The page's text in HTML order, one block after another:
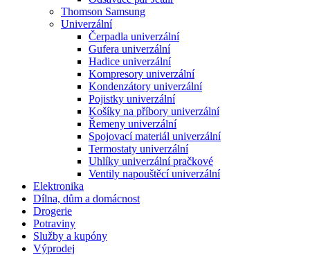
Thomson Samsung
Univerzální
Čerpadla univerzální
Gufera univerzální
Hadice univerzální
Kompresory univerzální
Kondenzátory univerzální
Pojistky univerzální
Košíky na příbory univerzální
Řemeny univerzální
Spojovací materiál univerzální
Termostaty univerzální
Uhlíky univerzální pračkové
Ventily napouštěcí univerzální
Elektronika
Dílna, dům a domácnost
Drogerie
Potraviny
Služby a kupóny
Výprodej